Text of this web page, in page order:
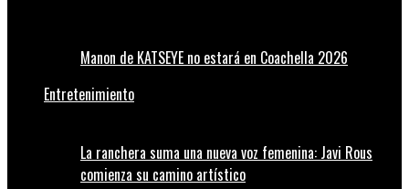
Manon de KATSEYE no estará en Coachella 2026
Entretenimiento
La ranchera suma una nueva voz femenina: Javi Rous
comienza su camino artístico